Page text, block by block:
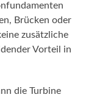
Brücken oder
zusätzliche
Vorteil in
die Turbine